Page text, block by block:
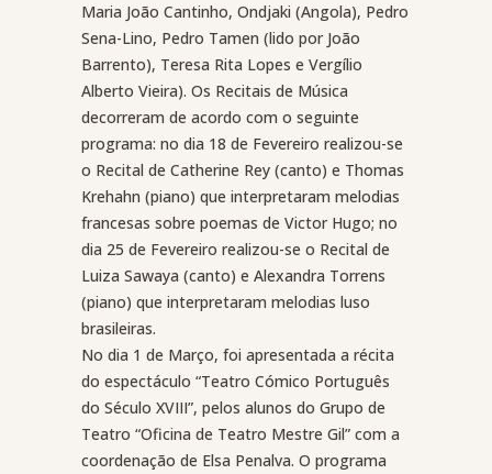
Maria João Cantinho, Ondjaki (Angola), Pedro
Sena-Lino, Pedro Tamen (lido por João
Barrento), Teresa Rita Lopes e Vergílio
Alberto Vieira). Os Recitais de Música
decorreram de acordo com o seguinte
programa: no dia 18 de Fevereiro realizou-se
o Recital de Catherine Rey (canto) e Thomas
Krehahn (piano) que interpretaram melodias
francesas sobre poemas de Victor Hugo; no
dia 25 de Fevereiro realizou-se o Recital de
Luiza Sawaya (canto) e Alexandra Torrens
(piano) que interpretaram melodias luso
brasileiras.
No dia 1 de Março, foi apresentada a récita
do espectáculo “Teatro Cómico Português
do Século XVIII”, pelos alunos do Grupo de
Teatro “Oficina de Teatro Mestre Gil” com a
coordenação de Elsa Penalva. O programa